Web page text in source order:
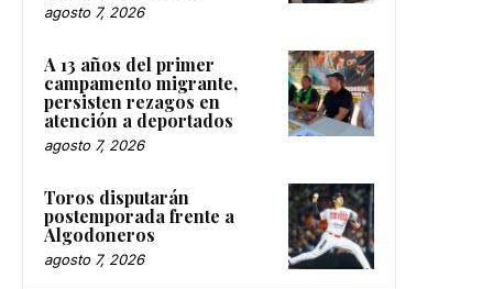
agosto 7, 2026
A 13 años del primer
campamento migrante,
persisten rezagos en
atención a deportados
agosto 7, 2026
Toros disputarán
postemporada frente a
Algodoneros
agosto 7, 2026